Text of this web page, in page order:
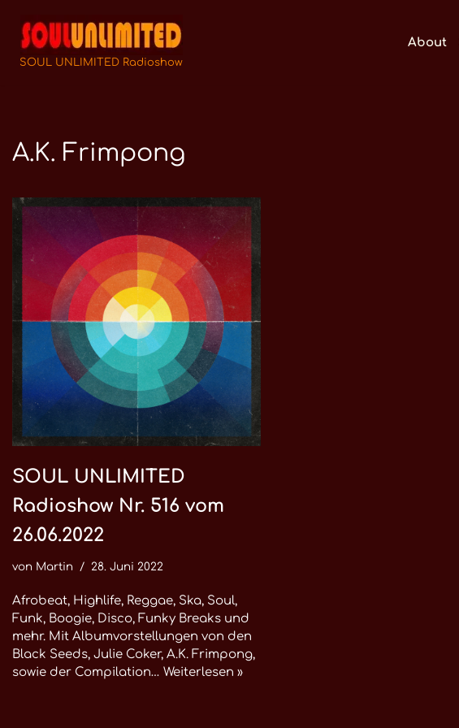
Zum
Inhalt
SOUL UNLIMITED Radioshow
About
A.K. Frimpong
SOUL UNLIMITED
Radioshow Nr. 516 vom
26.06.2022
von Martin 28. Juni 2022
Afrobeat, Highlife, Reggae, Ska, Soul,
Funk, Boogie, Disco, Funky Breaks und
mehr. Mit Albumvorstellungen von den
Black Seeds, Julie Coker, A.K. Frimpong,
sowie der Compilation… Weiterlesen »